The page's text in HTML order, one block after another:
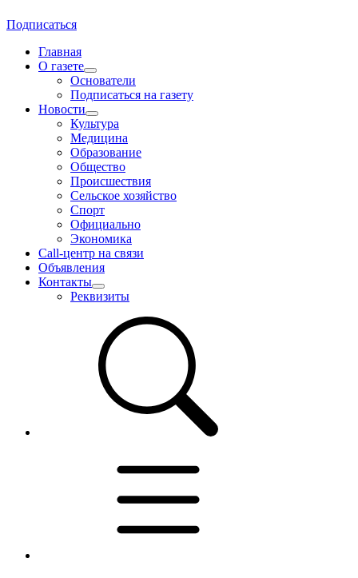
Подписаться
Главная
О газете
Основатели
Подписаться на газету
Новости
Культура
Медицина
Образование
Общество
Происшествия
Сельское хозяйство
Спорт
Официально
Экономика
Call-центр на связи
Объявления
Контакты
Реквизиты